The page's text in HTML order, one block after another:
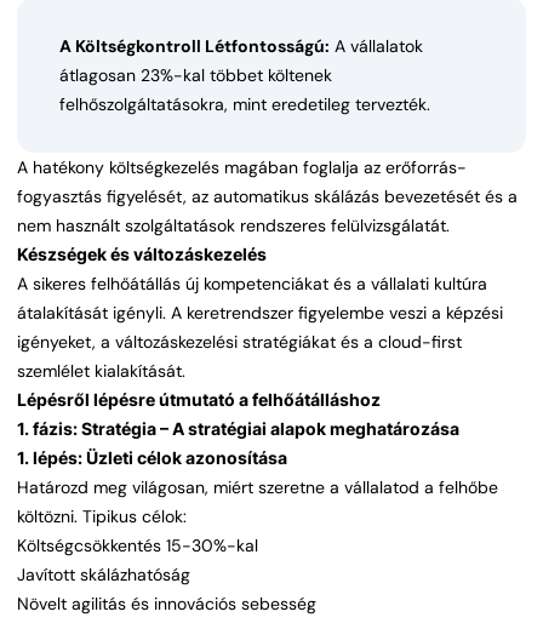
A Költségkontroll Létfontosságú: A vállalatok
átlagosan 23%-kal többet költenek
felhőszolgáltatásokra, mint eredetileg tervezték.
A hatékony költségkezelés magában foglalja az erőforrás-
fogyasztás figyelését, az automatikus skálázás bevezetését és a
nem használt szolgáltatások rendszeres felülvizsgálatát.
Készségek és változáskezelés
A sikeres felhőátállás új kompetenciákat és a vállalati kultúra
átalakítását igényli. A keretrendszer figyelembe veszi a képzési
igényeket, a változáskezelési stratégiákat és a cloud-first
szemlélet kialakítását.
Lépésről lépésre útmutató a felhőátálláshoz
1. fázis: Stratégia – A stratégiai alapok meghatározása
1. lépés: Üzleti célok azonosítása
Határozd meg világosan, miért szeretne a vállalatod a felhőbe
költözni. Tipikus célok:
Költségcsökkentés 15-30%-kal
Javított skálázhatóság
Növelt agilitás és innovációs sebesség